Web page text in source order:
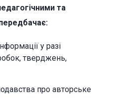
та
у разі
тверджень,
про авторське